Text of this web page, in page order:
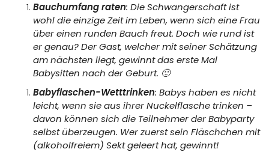
Bauchumfang raten: Die Schwangerschaft ist
wohl die einzige Zeit im Leben, wenn sich eine Frau
über einen runden Bauch freut. Doch wie rund ist
er genau? Der Gast, welcher mit seiner Schätzung
am nächsten liegt, gewinnt das erste Mal
Babysitten nach der Geburt. 🙂
Babyflaschen-Wetttrinken: Babys haben es nicht
leicht, wenn sie aus ihrer Nuckelflasche trinken –
davon können sich die Teilnehmer der Babyparty
selbst überzeugen. Wer zuerst sein Fläschchen mit
(alkoholfreiem) Sekt geleert hat, gewinnt!